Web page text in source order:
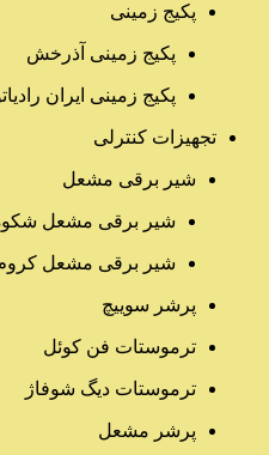
پکیج زمینی
پکیج زمینی آذرخش
پکیج زمینی ایران
تجهیزات کنترلی
شیر برقی مشعل
شیر برقی مشعل
شیر برقی مشعل کروم
پرشر سوییچ
ترموستات فن کوئل
ترموستات دیگ شوفاژ
پرشر مشعل